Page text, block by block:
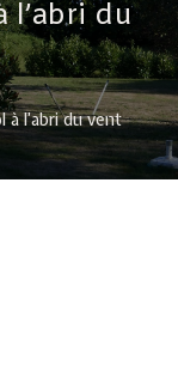
l’abri du
à l’abri du vent